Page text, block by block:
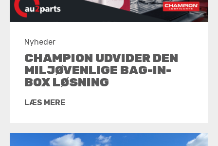
Nyheder
CHAMPION UDVIDER DEN
MILJØVENLIGE BAG-IN-
BOX LØSNING
LÆS MERE